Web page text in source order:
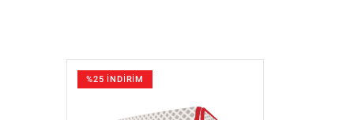
%25 İNDİRİM